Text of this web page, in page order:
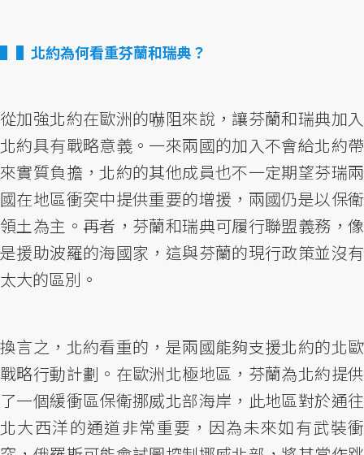
▌北約為何看重芬蘭和瑞典？
從加強北約在歐洲的嚇阻來說，讓芬蘭和瑞典加入
北約具有戰略意義。一來兩國的加入不會給北約帶
來實質負擔，北約的其他成員也不一定期望芬瑞兩
國在地區衝突中提供重要的增援，兩國仍是以保衛
領土為主。再者，芬蘭和瑞典可履行聯盟義務，像
是援助波羅的海國家，這與芬蘭的現行政策並沒有
太大的區別。
換言之，北約看重的，是兩國能夠支援北約的北歐
戰略行動計劃。在歐洲北極地區，芬蘭為北約提供
了一個緩衝區保衛挪威北部海岸，此地區對於通往
北大西洋的通道非常重要，因為未來如有武裝衝